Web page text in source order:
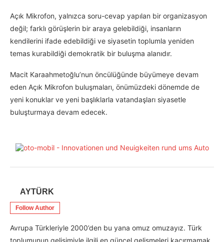
Açık Mikrofon, yalnızca soru-cevap yapılan bir organizasyon
değil; farklı görüşlerin bir araya gelebildiği, insanların
kendilerini ifade edebildiği ve siyasetin toplumla yeniden
temas kurabildiği demokratik bir buluşma alanıdır.
Macit Karaahmetoğlu’nun öncülüğünde büyümeye devam
eden Açık Mikrofon buluşmaları, önümüzdeki dönemde de
yeni konuklar ve yeni başlıklarla vatandaşları siyasetle
buluşturmaya devam edecek.
AYTÜRK
Follow Author
Avrupa Türkleriyle 2000’den bu yana omuz omuzayız. Türk